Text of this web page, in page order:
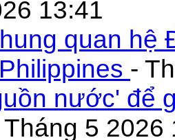
13:41
quan
-
nước' để
5 2026